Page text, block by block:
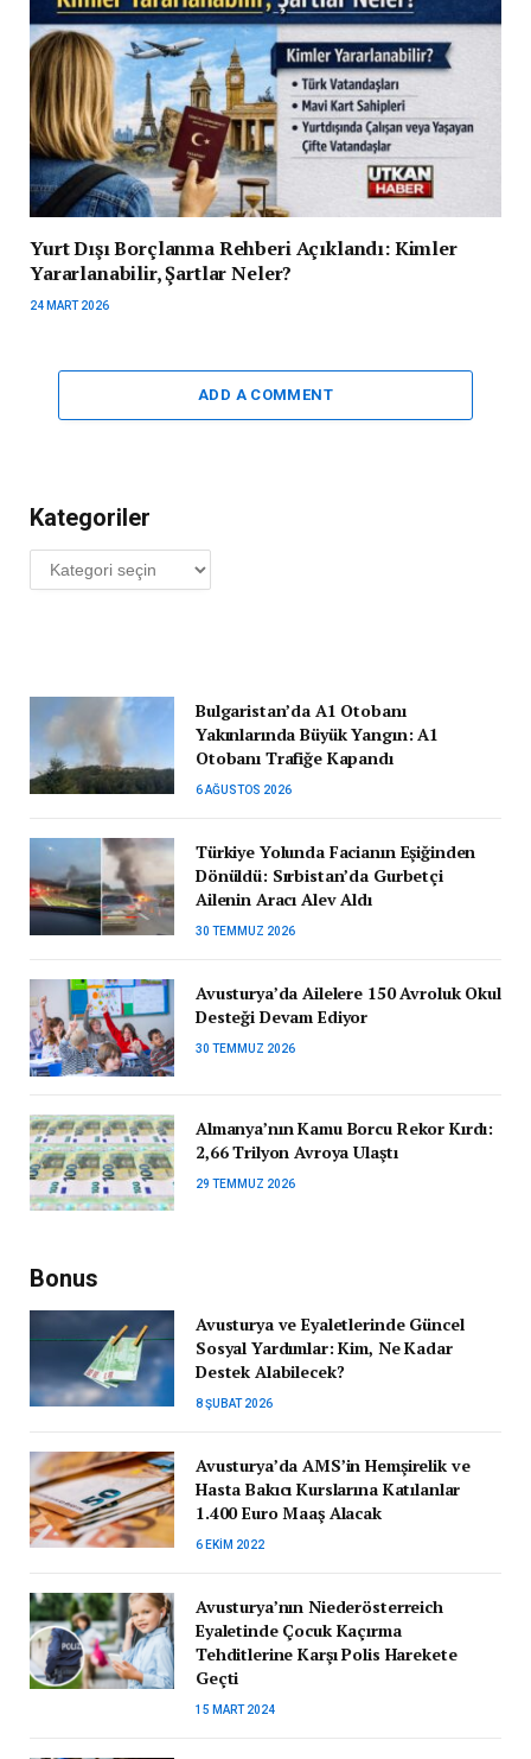
Yurt Dışı Borçlanma Rehberi Açıklandı: Kimler
Yararlanabilir, Şartlar Neler?
24 MART 2026
ADD A COMMENT
Kategoriler
Kategoriler
Bulgaristan’da A1 Otobanı
Yakınlarında Büyük Yangın: A1
Otobanı Trafiğe Kapandı
6 AĞUSTOS 2026
Türkiye Yolunda Facianın Eşiğinden
Dönüldü: Sırbistan’da Gurbetçi
Ailenin Aracı Alev Aldı
30 TEMMUZ 2026
Avusturya’da Ailelere 150 Avroluk Okul
Desteği Devam Ediyor
30 TEMMUZ 2026
Almanya’nın Kamu Borcu Rekor Kırdı:
2,66 Trilyon Avroya Ulaştı
29 TEMMUZ 2026
Bonus
Avusturya ve Eyaletlerinde Güncel
Sosyal Yardımlar: Kim, Ne Kadar
Destek Alabilecek?
8 ŞUBAT 2026
Avusturya’da AMS’in Hemşirelik ve
Hasta Bakıcı Kurslarına Katılanlar
1.400 Euro Maaş Alacak
6 EKIM 2022
Avusturya’nın Niederösterreich
Eyaletinde Çocuk Kaçırma
Tehditlerine Karşı Polis Harekete
Geçti
15 MART 2024